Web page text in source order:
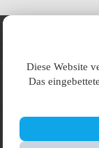
Diese Website
Das
Angebote